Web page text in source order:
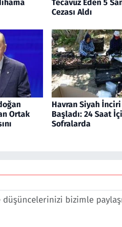
Tecavüz Eden 5
Cezası Aldı
Ortak
Havran Siyah İnciri
Başladı: 24 Saat
Sofralarda